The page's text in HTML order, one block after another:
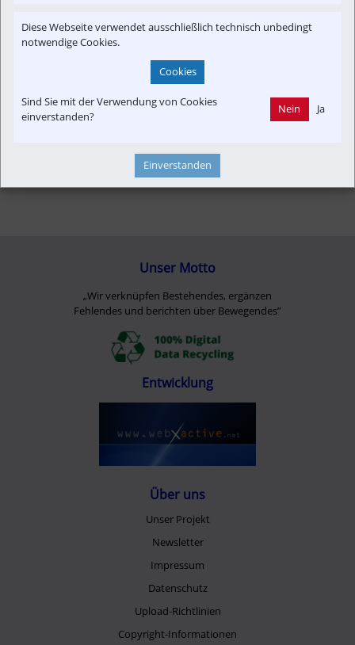
Unser Motto
„Wir verknüpfen Bestehendes, ergänzen
Fehlendes und berichten über Bewegendes”
Entwicklung
Über uns
Unser Projekt
Newsletter
Impressum
Datenschutz
Upload-Richtlinien
Copyright-Informationen
Diese Webseite verwendet ausschließlich technisch unbedingt
notwendige Cookies.
Cookies
Sind Sie mit der Verwendung von Cookies
einverstanden?
Nein Ja
Einverstanden